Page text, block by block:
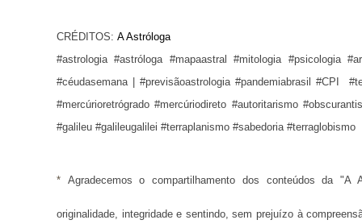
CRÉDITOS: A Astróloga
#astrologia #astróloga #mapaastral #mitologia #psicologia
#céudasemana | #previsãoastrologia #pandemiabrasil #CPI
#mercúrioretrógrado #mercúriodireto #autoritarismo
#galileu #galileugalilei #terraplanismo #sabedoria #terraglobismo
* Agradecemos o compartilhamento dos conteúdos da
originalidade, integridade e sentindo, sem prejuízo à